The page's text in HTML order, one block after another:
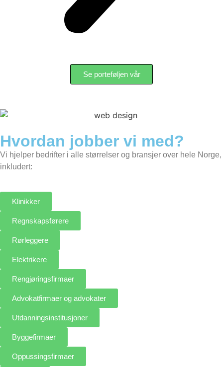
Se porteføljen vår
Hvordan jobber vi med?
Vi hjelper bedrifter i alle størrelser og bransjer over hele Norge,
inkludert:
Klinikker
Regnskapsførere
Rørleggere
Elektrikere
Rengjøringsfirmaer
Advokatfirmaer og advokater
Utdanningsinstitusjoner
Byggefirmaer
Oppussingsfirmaer